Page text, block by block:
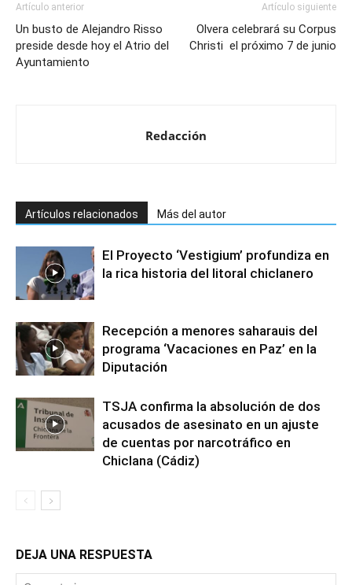
Artículo anterior
Un busto de Alejandro Risso
preside desde hoy el Atrio del
Ayuntamiento
Artículo siguiente
Olvera celebrará su Corpus
Christi el próximo 7 de junio
Redacción
Artículos relacionados Más del autor
El Proyecto ‘Vestigium’ profundiza en
la rica historia del litoral chiclanero
Recepción a menores saharauis del
programa ‘Vacaciones en Paz’ en la
Diputación
TSJA confirma la absolución de dos
acusados de asesinato en un ajuste
de cuentas por narcotráfico en
Chiclana (Cádiz)
DEJA UNA RESPUESTA